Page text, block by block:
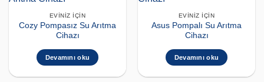
EVINIZ İÇIN
Cozy Pompasız Su Arıtma
Cihazı
Devamını oku
EVINIZ İÇIN
Asus Pompalı Su Arıtma
Cihazı
Devamını oku